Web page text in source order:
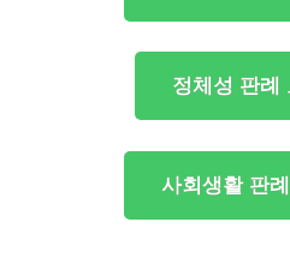
정체성 판례
사회생활 판